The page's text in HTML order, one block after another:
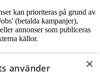
kan prioriteras på grund av
(betalda kampanjer),
annonser som publiceras
källor.
×
använder